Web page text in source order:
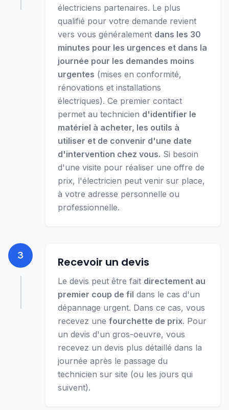
électriciens partenaires. Le plus
qualifié pour votre demande revient
vers vous généralement dans les 30
minutes pour les urgences et dans la
journée pour les demandes moins
urgentes (mises en conformité,
rénovations et installations
électriques). Ce premier contact
permet au technicien d'identifier le
matériel à acheter, les outils à
utiliser et de convenir d'une date
d'intervention chez vous. Si besoin
d'une visite pour réaliser une offre de
prix, l'électricien peut venir sur place,
à votre adresse personnelle ou
professionnelle.
3 Recevoir un devis
Le devis peut être fait directement au
premier coup de fil dans le cas d'un
dépannage urgent. Dans ce cas, vous
recevez une fourchette de prix. Pour
un devis d'un gros-oeuvre, vous
recevez un devis plus détaillé dans la
journée après le passage du
technicien sur site (ou les jours qui
suivent).